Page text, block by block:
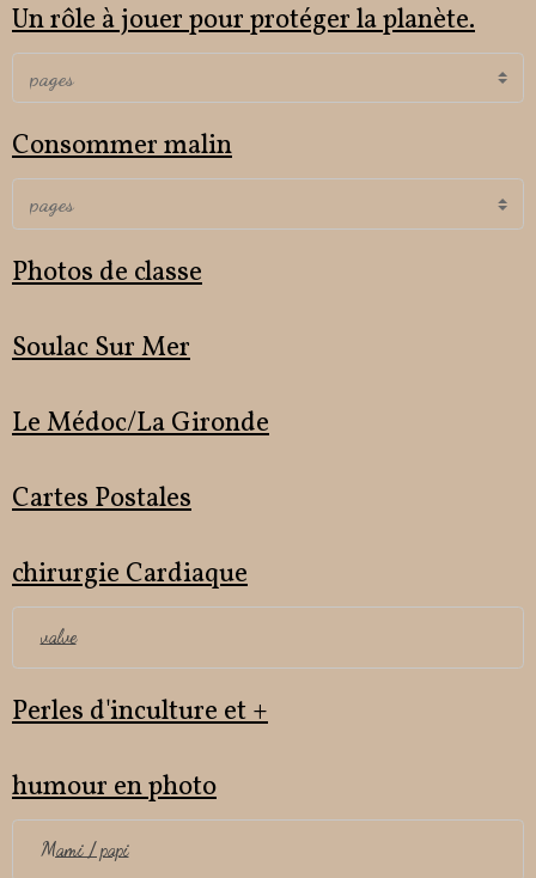
Un rôle à jouer pour protéger la planète.
Consommer malin
Photos de classe
Soulac Sur Mer
Le Médoc/La Gironde
Cartes Postales
chirurgie Cardiaque
valve
Perles d'inculture et +
humour en photo
Mami / papi